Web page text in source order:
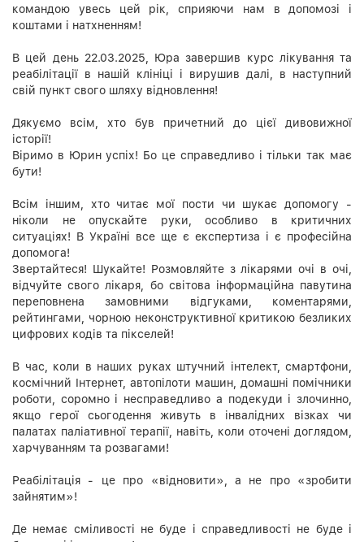
командою увесь цей рік, сприяючи нам в допомозі і
коштами і натхненням!
В цей день 22.03.2025, Юра завершив курс лікування та
реабілітації в нашій клініці і вирушив далі, в наступний
свій пункт свого шляху відновлення!
Дякуємо всім, хто був причетний до цієї дивовижної
історії!
Віримо в Юрин успіх! Бо це справедливо і тільки так має
бути!
Всім іншим, хто читає мої пости чи шукає допомогу -
ніколи не опускайте руки, особливо в критичних
ситуаціях! В Україні все ще є експертиза і є професійна
допомога!
Звертайтеся! Шукайте! Розмовляйте з лікарями очі в очі,
відчуйте свого лікаря, бо світова інформаційна павутина
переповнена замовними відгуками, коментарями,
рейтингами, чорною неконструктивної критикою безликих
цифрових кодів та пікселей!
В час, коли в наших руках штучний інтелект, смартфони,
космічний Інтернет, автопілоти машин, домашні помічники
роботи, соромно і несправедливо а подекуди і злочинно,
якщо герої сьогодення живуть в інвалідних візках чи
палатах паліативної терапії, навіть, коли оточені доглядом,
харчуванням та розвагами!
Реабілітація - це про «відновити», а не про «зробити
зайнятим»!
Де немає сміливості не буде і справедливості не буде і